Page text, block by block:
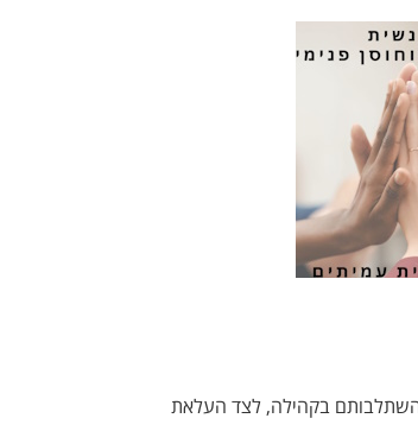
בקהילה, לצד העלאת